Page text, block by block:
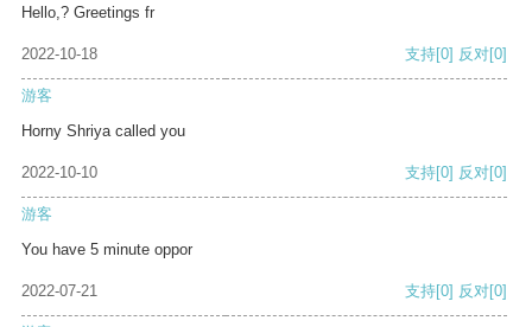
Hello,? Greetings fr
2022-10-18 支持[0] 反对[0]
游客
Horny Shriya called you
2022-10-10 支持[0] 反对[0]
游客
You have 5 minute oppor
2022-07-21 支持[0] 反对[0]